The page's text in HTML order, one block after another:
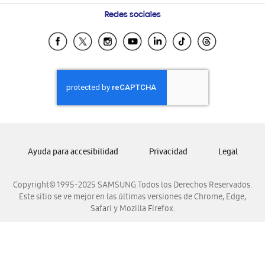
Condiciones de Compra
Preguntas Frecuentes
Samsung Costa Rica
Samsung Ecuador
Samsung El Salvador
Samsung Guatemala
Samsung Honduras
Samsung Nicaragua
Samsung Venezuela
Redes sociales
Copyright© 1995-2025 SAMSUNG Todos los Derechos Reservados.
Este sitio se ve mejor en las últimas versiones de Chrome, Edge,
Safari y Mozilla Firefox.
Ayuda para accesibilidad Privacidad Legal